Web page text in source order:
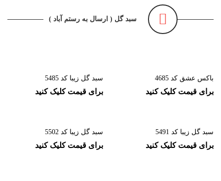
سبد گل ( ارسال به رستم آباد )
باکس عشق کد 4685
برای قیمت کلیک کنید
سبد گل زیبا کد 5485
برای قیمت کلیک کنید
سبد گل زیبا کد 5491
برای قیمت کلیک کنید
سبد گل زیبا کد 5502
برای قیمت کلیک کنید